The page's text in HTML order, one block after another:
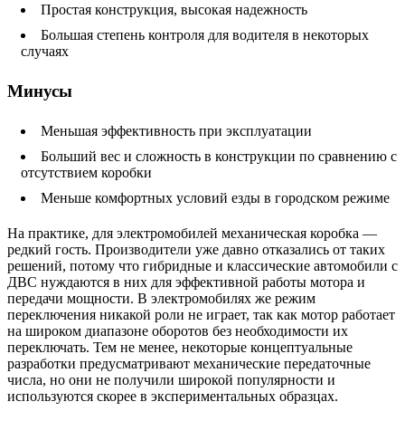
Простая конструкция, высокая надежность
Большая степень контроля для водителя в некоторых
случаях
Минусы
Меньшая эффективность при эксплуатации
Больший вес и сложность в конструкции по сравнению с
отсутствием коробки
Меньше комфортных условий езды в городском режиме
На практике, для электромобилей механическая коробка —
редкий гость. Производители уже давно отказались от таких
решений, потому что гибридные и классические автомобили с
ДВС нуждаются в них для эффективной работы мотора и
передачи мощности. В электромобилях же режим
переключения никакой роли не играет, так как мотор работает
на широком диапазоне оборотов без необходимости их
переключать. Тем не менее, некоторые концептуальные
разработки предусматривают механические передаточные
числа, но они не получили широкой популярности и
используются скорее в экспериментальных образцах.